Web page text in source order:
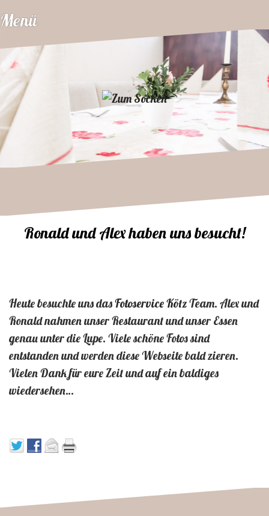
Inhalt
springen
Menü
Ronald und Alex haben uns besucht!
Heute besuchte uns dasFotoservice KötzTeam. Alex und
Ronald nahmen unser Restaurant und unser Essen
genau unter die Lupe. Viele schöne Fotos sind
entstanden und werden diese Webseite bald zieren.
Vielen Dank für eure Zeit und auf ein baldiges
wiedersehen…